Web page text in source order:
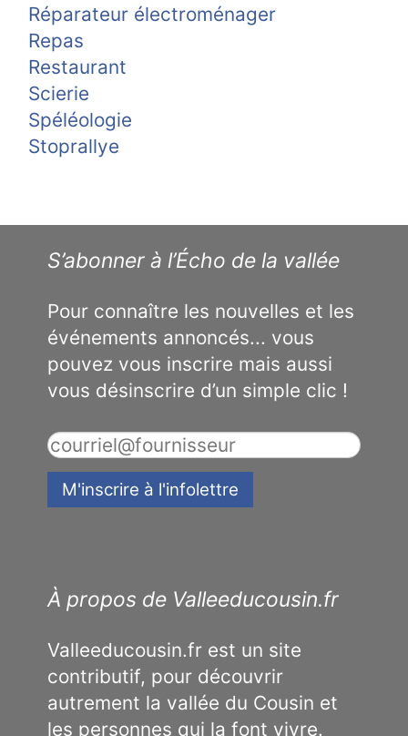
Réparateur électroménager
Repas
Restaurant
Scierie
Spéléologie
Stoprallye
S’abonner à l’Écho de la vallée
Pour connaître les nouvelles et les
événements annoncés... vous
pouvez vous inscrire mais aussi
vous désinscrire d’un simple clic !
À propos de Valleeducousin.fr
Valleeducousin.fr est un site
contributif, pour découvrir
autrement la vallée du Cousin et
les personnes qui la font vivre.